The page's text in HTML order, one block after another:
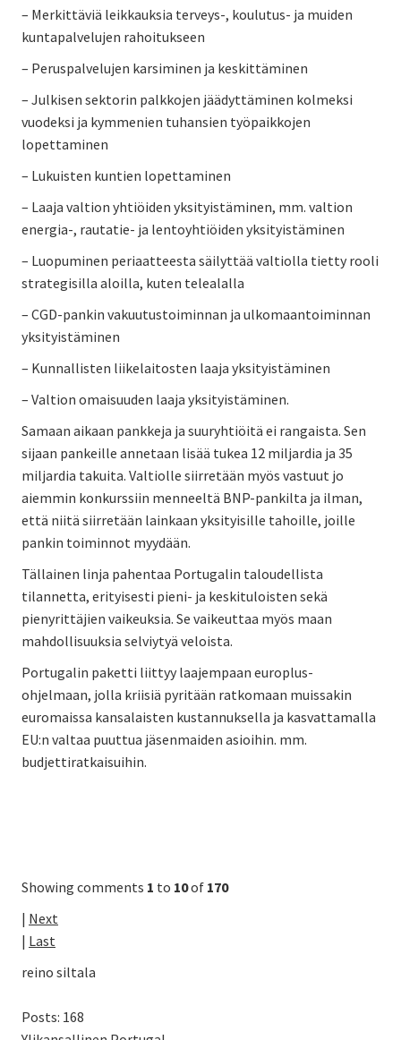
– Merkittäviä leikkauksia terveys-, koulutus- ja muiden
kuntapalvelujen rahoitukseen
– Peruspalvelujen karsiminen ja keskittäminen
– Julkisen sektorin palkkojen jäädyttäminen kolmeksi
vuodeksi ja kymmenien tuhansien työpaikkojen
lopettaminen
– Lukuisten kuntien lopettaminen
– Laaja valtion yhtiöiden yksityistäminen, mm. valtion
energia-, rautatie- ja lentoyhtiöiden yksityistäminen
– Luopuminen periaatteesta säilyttää valtiolla tietty rooli
strategisilla aloilla, kuten telealalla
– CGD-pankin vakuutustoiminnan ja ulkomaantoiminnan
yksityistäminen
– Kunnallisten liikelaitosten laaja yksityistäminen
– Valtion omaisuuden laaja yksityistäminen.
Samaan aikaan pankkeja ja suuryhtiöitä ei rangaista. Sen
sijaan pankeille annetaan lisää tukea 12 miljardia ja 35
miljardia takuita. Valtiolle siirretään myös vastuut jo
aiemmin konkurssiin menneeltä BNP-pankilta ja ilman,
että niitä siirretään lainkaan yksityisille tahoille, joille
pankin toiminnot myydään.
Tällainen linja pahentaa Portugalin taloudellista
tilannetta, erityisesti pieni- ja keskituloisten sekä
pienyrittäjien vaikeuksia. Se vaikeuttaa myös maan
mahdollisuuksia selviytyä veloista.
Portugalin paketti liittyy laajempaan europlus-
ohjelmaan, jolla kriisiä pyritään ratkomaan muissakin
euromaissa kansalaisten kustannuksella ja kasvattamalla
EU:n valtaa puuttua jäsenmaiden asioihin. mm.
budjettiratkaisuihin.
Showing comments 1 to 10of 170
| Next
| Last
reino siltala
Posts: 168